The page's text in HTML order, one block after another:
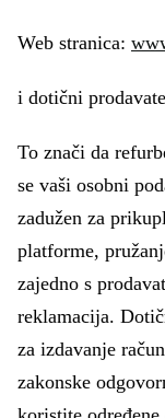
Web stranica:
i dotični
To znači da
se vaši osobni
zadužen za
platforme,
zajedno s
reklamacija.
za izdavanje
zakonske